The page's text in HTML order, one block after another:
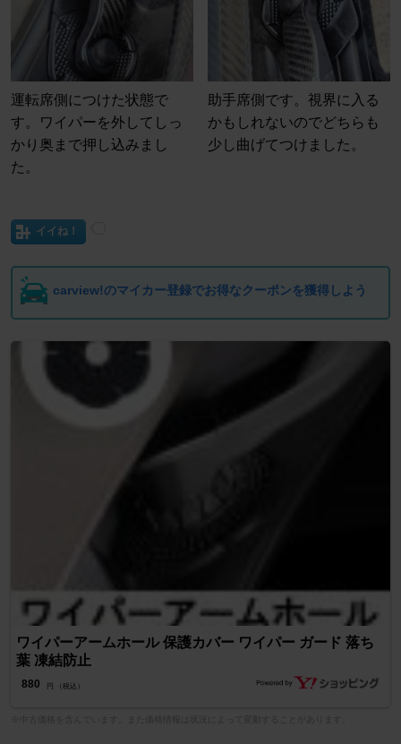
運転席側につけた状態で
す。ワイパーを外してしっ
かり奥まで押し込みまし
た。
助手席側です。視界に入る
かもしれないのでどちらも
少し曲げてつけました。
イイね！
carview!のマイカー登録でお得なクーポンを獲得しよう
ワイパーアームホール 保護カバー ワイパー ガード 落ち
葉 凍結防止
880 円 （税込）